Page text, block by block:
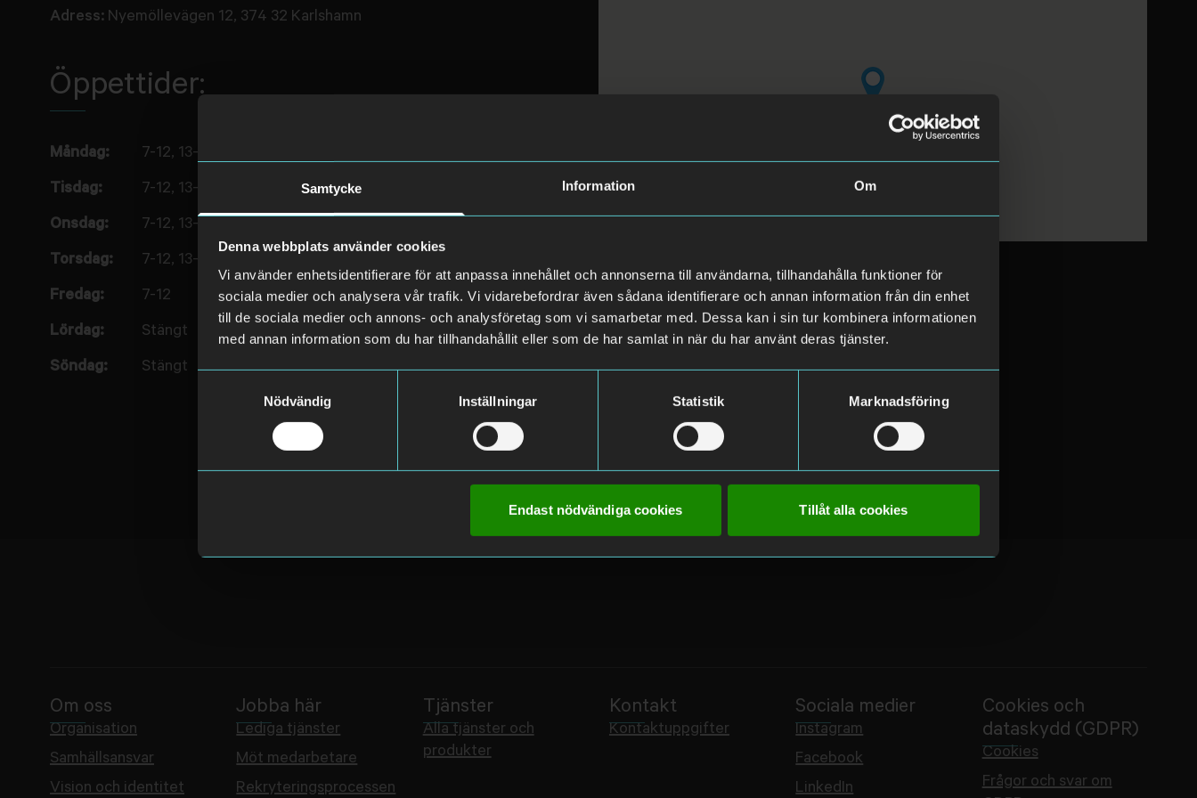
Samtycke Information Om
Denna webbplats använder cookies
Vi använder enhetsidentifierare för att anpassa innehållet och annonserna till användarna, tillhandahålla funktioner för
sociala medier och analysera vår trafik. Vi vidarebefordrar även sådana identifierare och annan information från din enhet
till de sociala medier och annons- och analysföretag som vi samarbetar med. Dessa kan i sin tur kombinera informationen
med annan information som du har tillhandahållit eller som de har samlat in när du har använt deras tjänster.
Nödvändig
Inställningar Statistik Marknadsföring
Endast nödvändiga cookies Tillåt alla cookies
Adress: Nyemöllevägen 12, 374 32 Karlshamn
Öppettider:
Måndag:
7-12, 13-16
Tisdag:
7-12, 13-16
Onsdag:
7-12, 13-16
Torsdag:
7-12, 13-16
Fredag:
7-12
Lördag:
Stängt
Söndag:
Stängt
Om oss
Organisation
Samhällsansvar
Vision och identitet
Jobba här
Lediga tjänster
Möt medarbetare
Rekryteringsprocessen
Tjänster
Alla tjänster och
produkter
Kontakt
Kontaktuppgifter
Sociala medier
Instagram
Facebook
LinkedIn
Cookies och
dataskydd (GDPR)
Cookies
Frågor och svar om